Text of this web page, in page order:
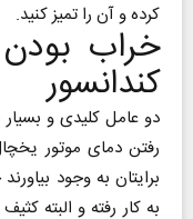
کرده و آن را تمیز کنید.
خراب
کندانسور
دو عامل کلیدی و بسیار
رفتن دمای موتور
برایتان به وجود
به کار رفته و البته